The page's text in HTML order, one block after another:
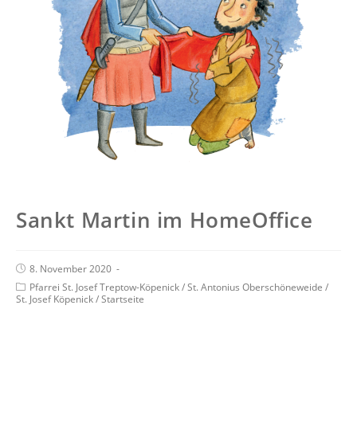
Sankt Martin im HomeOffice
8. November 2020
Pfarrei St. Josef Treptow-Köpenick/St. Antonius Oberschöneweide /
St. Josef Köpenick/Startseite